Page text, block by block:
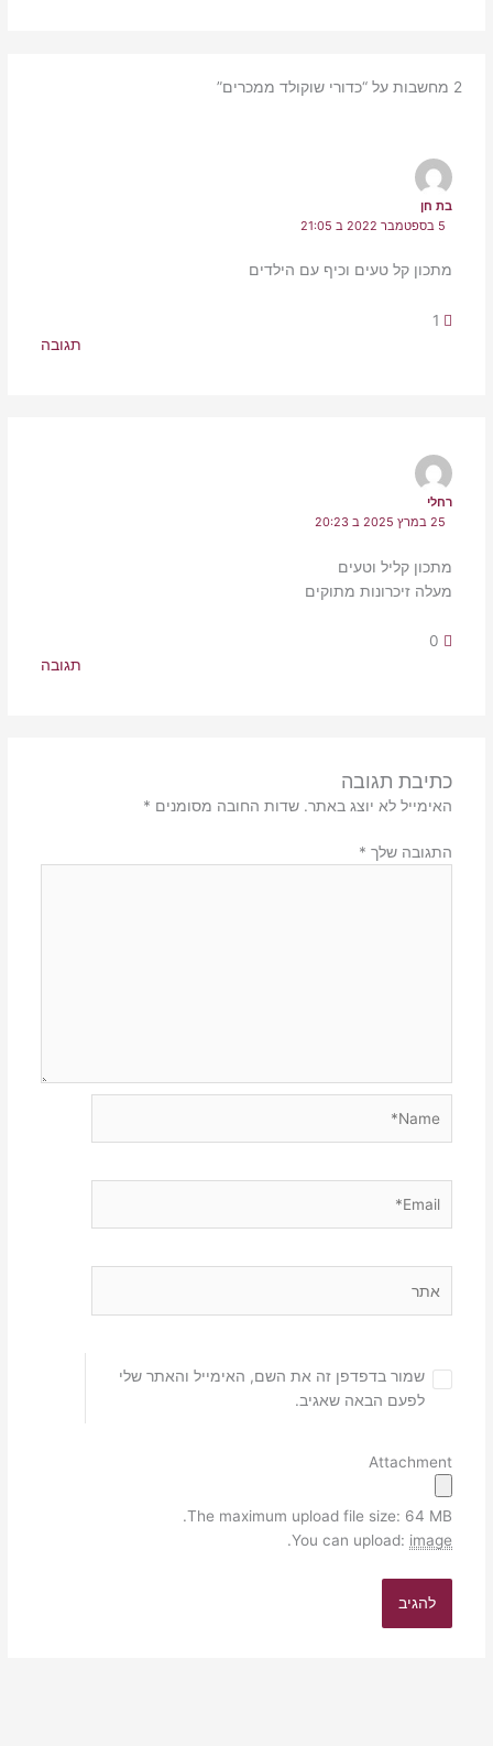
2 מחשבות על “כדורי שוקולד ממכרים”
בת חן
5 בספטמבר 2022 ב 21:05
מתכון קל טעים וכיף עם הילדים
1
תגובה
רחלי
25 במרץ 2025 ב 20:23
מתכון קליל וטעים
מעלה זיכרונות מתוקים
0
תגובה
כתיבת תגובה
האימייל לא יוצג באתר. שדות החובה מסומנים *
התגובה שלך *
שמור בדפדפן זה את השם, האימייל והאתר שלי
לפעם הבאה שאגיב.
Attachment
The maximum upload file size: 64 MB.
You can upload: image
.